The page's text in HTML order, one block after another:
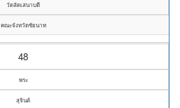
วัดลัดเสนาบดี
คณะจังหวัดชัยนาท
48
พระ
สุจินต์